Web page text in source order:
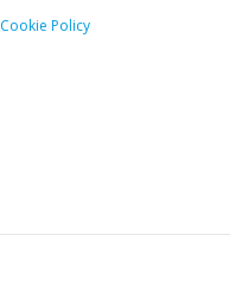
Cookie Policy